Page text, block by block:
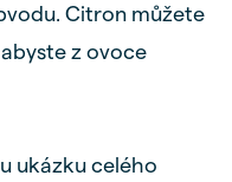
Citron můžete
z ovoce
ukázku celého